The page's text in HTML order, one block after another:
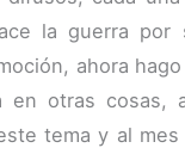
la guerra por
ahora
en otras cosas,
tema y al